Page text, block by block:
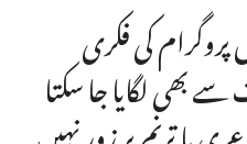
کی فکری
بھی لگایا جا سکتا